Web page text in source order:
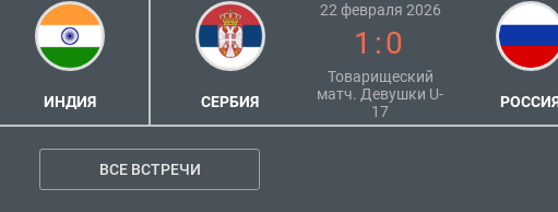
ИНДИЯ СЕРБИЯ
22 февраля 2026
1:0
Товарищеский
матч. Девушки U-
17
ВСЕ ВСТРЕЧИ